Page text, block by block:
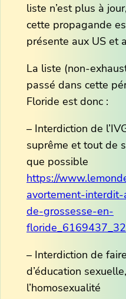
liste n’est plus à
cette propagande
présente aux US et
La liste (non-
passé dans cette
Floride est donc :
– Interdiction de
suprême et tout de
que possible
https://
avortement-
de-grossesse-en-
– Interdiction de
d’éducation
l’homosexualité